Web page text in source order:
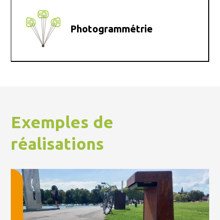
Photogrammétrie
Exemples de
réalisations